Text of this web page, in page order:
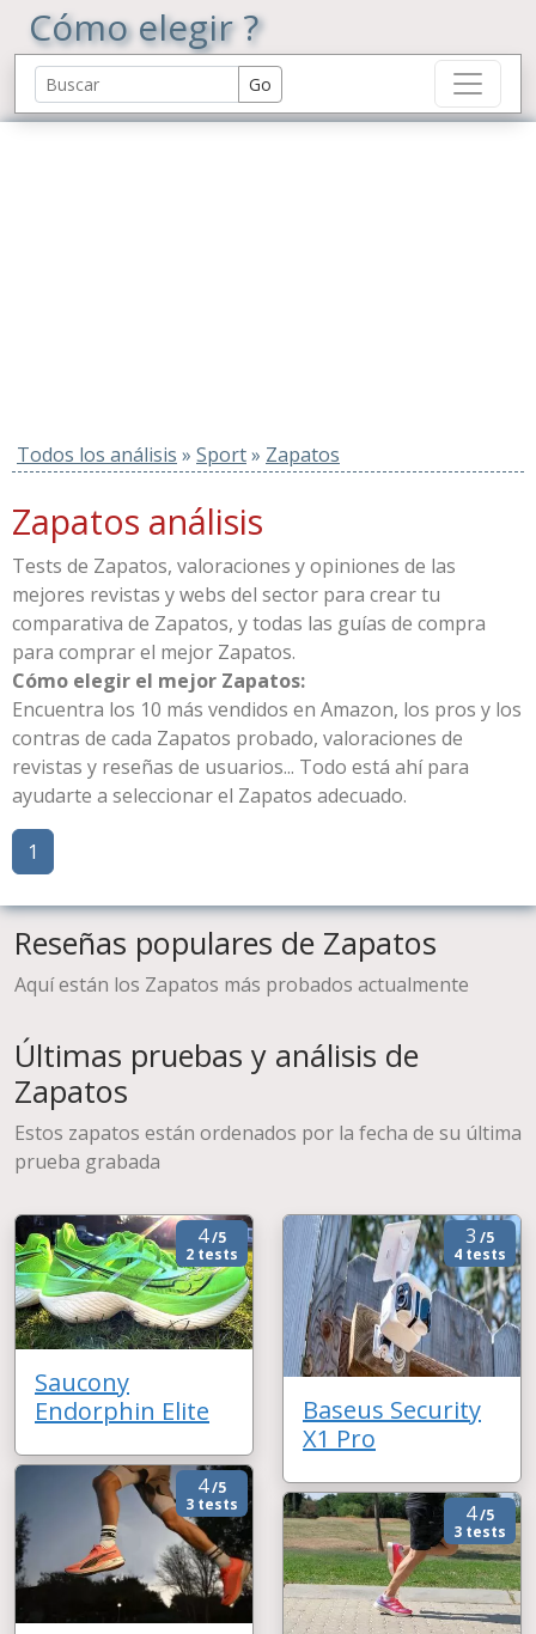
Cómo elegir ?
Todos los análisis » Sport» Zapatos
Zapatos análisis
Tests de Zapatos, valoraciones y opiniones de las
mejores revistas y webs del sector para crear tu
comparativa de Zapatos, y todas las guías de compra
para comprar el mejor Zapatos.
Cómo elegir el mejor Zapatos:
Encuentra los 10 más vendidos en Amazon, los pros y los
contras de cada Zapatos probado, valoraciones de
revistas y reseñas de usuarios... Todo está ahí para
ayudarte a seleccionar el Zapatos adecuado.
1
Reseñas populares de Zapatos
Aquí están los Zapatos más probados actualmente
Últimas pruebas y análisis de
Zapatos
Estos zapatos están ordenados por la fecha de su última
prueba grabada
4/5
2 tests
Saucony
Endorphin Elite
4/5
3 tests
3 /5
4 tests
Baseus Security
X1 Pro
4/5
3 tests